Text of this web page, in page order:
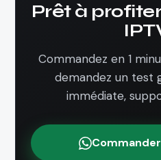
Prêt à
Commandez en 1
demandez un test
immédiate,